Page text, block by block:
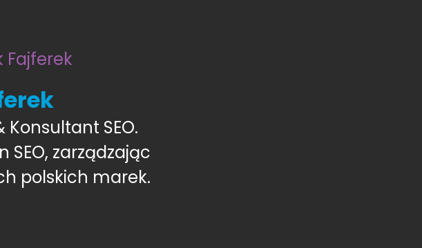
Konsultant SEO.
zarządzając
polskich marek.